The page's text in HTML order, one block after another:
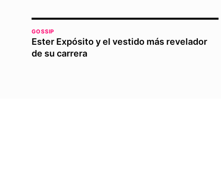
GOSSIP
Ester Expósito y el vestido más revelador
de su carrera